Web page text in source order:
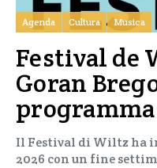
Agenda Cultura Musica
Festival de
Goran
Il Festival di Wiltz ha
2026 con un fine